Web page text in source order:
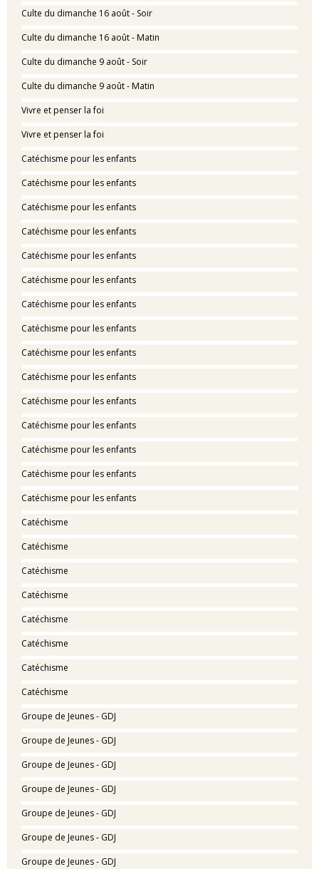
Culte du dimanche 16 août - Soir
Culte du dimanche 16 août - Matin
Culte du dimanche 9 août - Soir
Culte du dimanche 9 août - Matin
Vivre et penser la foi
Vivre et penser la foi
Catéchisme pour les enfants
Catéchisme pour les enfants
Catéchisme pour les enfants
Catéchisme pour les enfants
Catéchisme pour les enfants
Catéchisme pour les enfants
Catéchisme pour les enfants
Catéchisme pour les enfants
Catéchisme pour les enfants
Catéchisme pour les enfants
Catéchisme pour les enfants
Catéchisme pour les enfants
Catéchisme pour les enfants
Catéchisme pour les enfants
Catéchisme pour les enfants
Catéchisme
Catéchisme
Catéchisme
Catéchisme
Catéchisme
Catéchisme
Catéchisme
Catéchisme
Groupe de Jeunes - GDJ
Groupe de Jeunes - GDJ
Groupe de Jeunes - GDJ
Groupe de Jeunes - GDJ
Groupe de Jeunes - GDJ
Groupe de Jeunes - GDJ
Groupe de Jeunes - GDJ